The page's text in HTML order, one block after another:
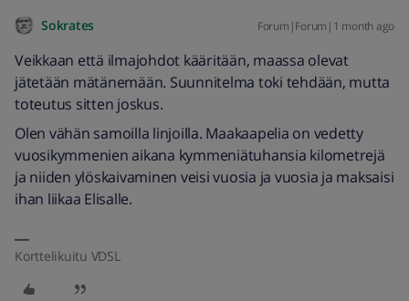
Sokrates Forum|Forum|1 month ago
Veikkaan että ilmajohdot kääritään, maassa olevat
jätetään mätänemään. Suunnitelma toki tehdään, mutta
toteutus sitten joskus.
Olen vähän samoilla linjoilla. Maakaapelia on vedetty
vuosikymmenien aikana kymmeniätuhansia kilometrejä
ja niiden ylöskaivaminen veisi vuosia ja vuosia ja maksaisi
ihan liikaa Elisalle.
Korttelikuitu VDSL